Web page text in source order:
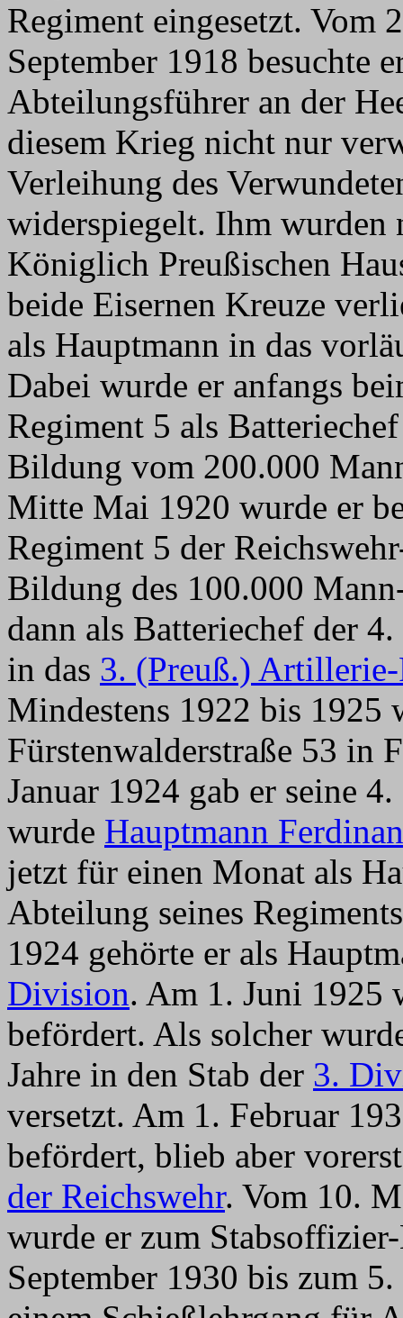
Regiment eingesetzt. Vom
September 1918 besuchte
Abteilungsführer an der
diesem Krieg nicht nur
Verleihung des
widerspiegelt. Ihm wurden
Königlich Preußischen
beide Eisernen Kreuze
als Hauptmann in das
Dabei wurde er anfangs
Regiment 5 als
Bildung vom 200.000
Mitte Mai 1920 wurde er
Regiment 5 der
Bildung des 100.000
dann als Batteriechef der
in das 3. (Preuß.)
Mindestens 1922 bis 1925
Fürstenwalderstraße 53 in
Januar 1924 gab er seine
wurde Hauptmann
jetzt für einen Monat als
Abteilung seines
1924 gehörte er als
Division. Am 1. Juni 1925
befördert. Als solcher
Jahre in den Stab der 3.
versetzt. Am 1. Februar
befördert, blieb aber
der Reichswehr. Vom 10.
wurde er zum
September 1930 bis zum